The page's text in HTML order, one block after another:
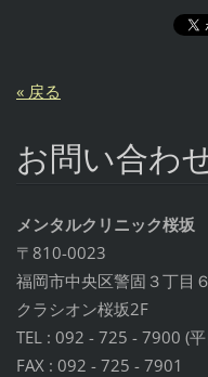
« 戻る
お問い合わ
メンタルクリニック桜坂
〒810-0023
福岡市中央区警固３丁目
クラシオン桜坂2F
TEL : 092 - 725 - 7900 (
FAX : 092 - 725 - 7901